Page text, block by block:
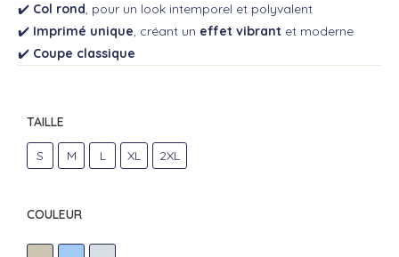
✔️ Col rond, pour un look intemporel et polyvalent
✔️ Imprimé unique, créant un effet vibrant et moderne
✔️ Coupe classique
TAILLE
S M L XL 2XL
COULEUR